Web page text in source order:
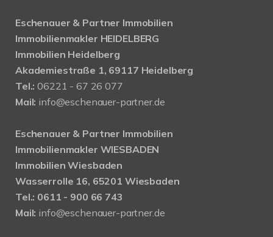
Eschenauer & Partner Immobilien
Immobilienmakler HEIDELBERG
Immobilien Heidelberg
Akademiestraße 1, 69117 Heidelberg
Tel.:06221 - 67 26 077
Mail: info@eschenauer-partner.de
Eschenauer & Partner Immobilien
Immobilienmakler WIESBADEN
Immobilien Wiesbaden
Wasserrolle 16, 65201 Wiesbaden
Tel.: 0611 - 900 66 743
Mail: info@eschenauer-partner.de